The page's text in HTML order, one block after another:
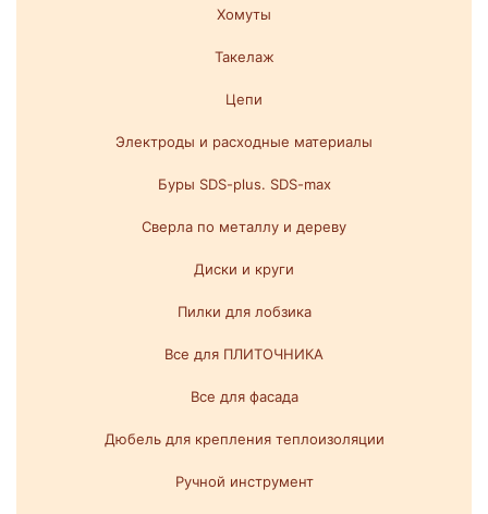
Хомуты
Такелаж
Цепи
Электроды и расходные материалы
Буры SDS-plus. SDS-max
Сверла по металлу и дереву
Диски и круги
Пилки для лобзика
Все для ПЛИТОЧНИКА
Все для фасада
Дюбель для крепления теплоизоляции
Ручной инструмент